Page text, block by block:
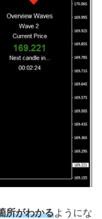
所がわかるようにな